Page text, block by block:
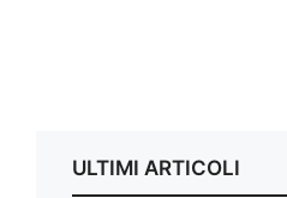
ULTIMI ARTICOLI